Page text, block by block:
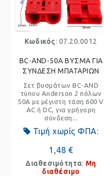
Κωδικός: 07.20.0012
BC-AND-50A ΒΥΣΜΑ ΓΙΑ
ΣΥΝΔΕΣΗ ΜΠΑΤΑΡΙΩΝ
Σετ βυσμάτων BC-AND
τύπου Anderson 2 πόλων
50A με μέγιστη τάση 600 V
AC ή DC, για γρήγορη
σύνδεση...
Τιμή χωρίς ΦΠΑ:
1,48 €
Διαθεσιμότητα: Μη
διαθέσιμο